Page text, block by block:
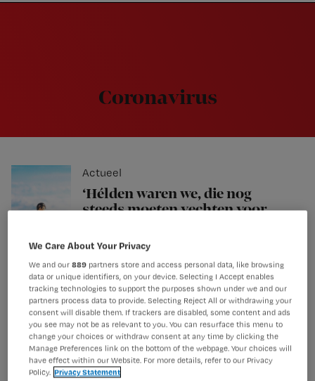
Nursing
Coronavirus
Actueel
‘Hélden waren we, die nog
steeds moeten vechten voor
Cao
3 vragen over de verplichte
WGA-hiaatverzekering in de
cao Ziekenhuizen
We Care About Your Privacy
We and our889 partners store and access personal data, like browsing
data or unique identifiers, on your device. Selecting I Accept enables
tracking technologies to support the purposes shown under we and our
partners process data to provide. Selecting Reject All or withdrawing your
consent will disable them. If trackers are disabled, some content and ads
you see may not be as relevant to you. You can resurface this menu to
change your choices or withdraw consent at any time by clicking the
Manage Preferences link on the bottom of the webpage. Your choices will
have effect within our Website. For more details, refer to our Privacy
Policy. Privacy Statement